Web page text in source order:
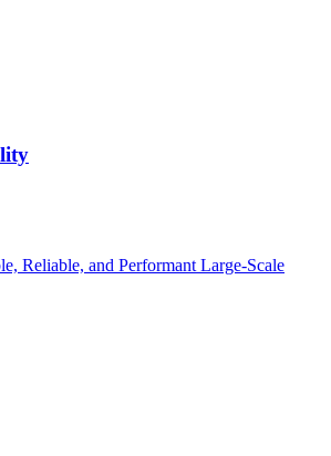
Reliable, and Performant Large-Scale